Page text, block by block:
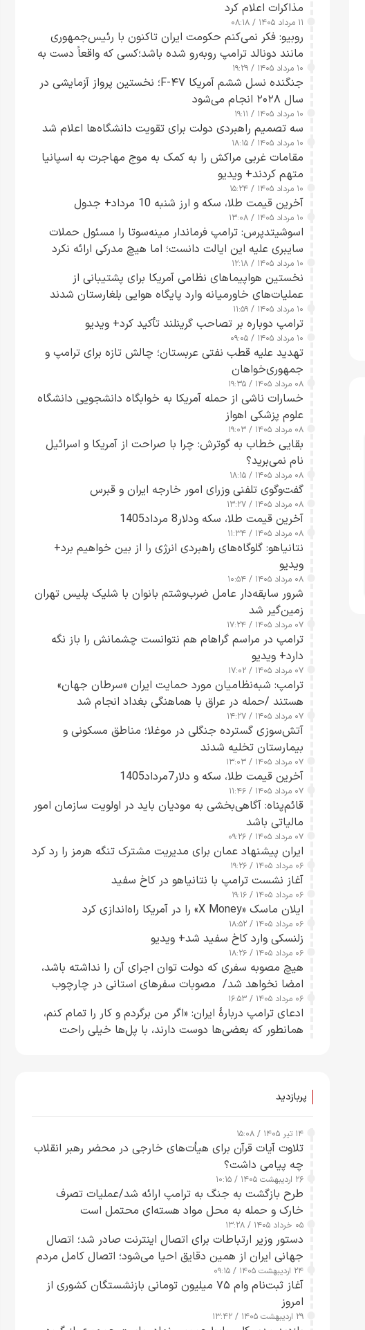
مذاکرات اعلام کرد
۱۱ مرداد ۱۴۰۵ / ۰۸:۱۸
روبیو: فکر نمی‌کنم حکومت ایران تاکنون با رئیس‌جمهوری
مانند دونالد ترامپ روبه‌رو شده باشد؛کسی که واقعاً دست به
اقدام می‌زند
۱۰ مرداد ۱۴۰۵ / ۱۹:۲۹
جنگنده نسل ششم آمریکا F-۴۷؛ نخستین پرواز آزمایشی در
سال ۲۰۲۸ انجام می‌شود
۱۰ مرداد ۱۴۰۵ / ۱۹:۱۱
سه تصمیم راهبردی دولت برای تقویت دانشگاه‌ها اعلام شد
۱۰ مرداد ۱۴۰۵ / ۱۸:۱۵
مقامات غربی مراکش را به کمک به موج مهاجرت به اسپانیا
متهم کردند+ ویدیو
۱۰ مرداد ۱۴۰۵ / ۱۵:۲۴
آخرین قیمت طلا، سکه و ارز شنبه 10 مرداد+ جدول
۱۰ مرداد ۱۴۰۵ / ۱۳:۰۸
اسوشیتدپرس: ترامپ فرماندار مینه‌سوتا را مسئول حملات
سایبری علیه این ایالت دانست؛ اما هیچ مدرکی ارائه نکرد
۱۰ مرداد ۱۴۰۵ / ۱۲:۱۸
نخستین هواپیماهای نظامی آمریکا برای پشتیبانی از
عملیات‌های خاورمیانه وارد پایگاه هوایی بلغارستان شدند
۱۰ مرداد ۱۴۰۵ / ۱۱:۵۹
ترامپ دوباره بر تصاحب گرینلند تأکید کرد+ ویدیو
۱۰ مرداد ۱۴۰۵ / ۰۹:۰۵
تهدید علیه قطب نفتی عربستان؛ چالش تازه برای ترامپ و
جمهوری‌خواهان
۰۸ مرداد ۱۴۰۵ / ۱۹:۳۵
خسارات ناشی از حمله آمریکا به خوابگاه دانشجویی دانشگاه
علوم پزشکی اهواز
۰۸ مرداد ۱۴۰۵ / ۱۹:۰۳
بقایی خطاب به گوترش: چرا با صراحت از آمریکا و اسرائیل
نام نمی‌برید؟
۰۸ مرداد ۱۴۰۵ / ۱۸:۱۵
گفت‌وگوی تلفنی وزرای امور خارجه ایران و قبرس
۰۸ مرداد ۱۴۰۵ / ۱۳:۲۷
آخرین قیمت طلا، سکه ودلار8 مرداد1405
۰۸ مرداد ۱۴۰۵ / ۱۱:۳۴
نتانیاهو: گلوگاه‌های راهبردی انرژی را از بین خواهیم برد+
ویدیو
۰۸ مرداد ۱۴۰۵ / ۱۰:۵۴
شرور سابقه‌دار عامل ضرب‌وشتم بانوان با شلیک پلیس تهران
زمین‌گیر شد
۰۷ مرداد ۱۴۰۵ / ۱۷:۲۴
ترامپ در مراسم گراهام هم نتوانست چشمانش را باز نگه
دارد+ ویدیو
۰۷ مرداد ۱۴۰۵ / ۱۷:۰۲
ترامپ: شبه‌نظامیان مورد حمایت ایران «سرطان جهان»
هستند /حمله در عراق با هماهنگی بغداد انجام شد
۰۷ مرداد ۱۴۰۵ / ۱۴:۲۷
آتش‌سوزی گسترده جنگلی در موغلا؛ مناطق مسکونی و
بیمارستان تخلیه شدند
۰۷ مرداد ۱۴۰۵ / ۱۳:۰۳
آخرین قیمت طلا، سکه و دلار7مرداد1405
۰۷ مرداد ۱۴۰۵ / ۱۱:۴۶
قائم‌پناه: آگاهی‌بخشی به مودیان باید در اولویت سازمان امور
مالیاتی باشد
۰۷ مرداد ۱۴۰۵ / ۰۹:۲۶
ایران پیشنهاد عمان برای مدیریت مشترک تنگه هرمز را رد کرد
۰۶ مرداد ۱۴۰۵ / ۱۹:۲۶
آغاز نشست ترامپ با نتانیاهو در کاخ سفید
۰۶ مرداد ۱۴۰۵ / ۱۹:۱۶
ایلان ماسک «X Money» را در آمریکا راه‌اندازی کرد
۰۶ مرداد ۱۴۰۵ / ۱۸:۵۲
زلنسکی وارد کاخ سفید شد+ ویدیو
۰۶ مرداد ۱۴۰۵ / ۱۸:۲۶
هیچ مصوبه سفری که دولت توان اجرای آن را نداشته باشد،
امضا نخواهد شد/ مصوبات سفرهای استانی در چارچوب
قانون بودجه است+ عکس
۰۶ مرداد ۱۴۰۵ / ۱۶:۵۳
ادعای ترامپ دربارهٔ ایران: «اگر من برگردم و کار را تمام کنم،
همانطور که بعضی‌ها دوست دارند، با پل‌ها خیلی راحت
پربازدید
۱۴ تیر ۱۴۰۵ / ۱۵:۰۸
تلاوت آیات قرآن برای هیأت‌های خارجی در محضر رهبر انقلاب
چه پیامی داشت؟
۲۶ اردیبهشت ۱۴۰۵ / ۱۰:۱۵
طرح‌ بازگشت به جنگ به ترامپ ارائه شد/عملیات تصرف
خارک و حمله به محل مواد هسته‌ای محتمل است
۰۵ خرداد ۱۴۰۵ / ۱۳:۲۸
دستور وزیر ارتباطات برای اتصال اینترنت صادر شد؛ اتصال
جهانی ایران از همین دقایق احیا می‌شود؛ اتصال کامل مردم
تا ۲۴ ساعت آینده
۲۴ اردیبهشت ۱۴۰۵ / ۰۹:۱۵
آغاز ثبت‌نام وام ۷۵ میلیون تومانی بازنشستگان کشوری از
امروز
۲۹ اردیبهشت ۱۴۰۵ / ۱۳:۴۲